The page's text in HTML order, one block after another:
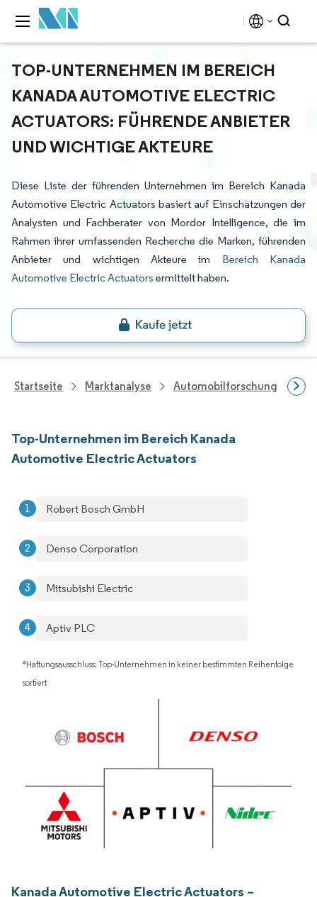
TOP-UNTERNEHMEN IM BEREICH
KANADA AUTOMOTIVE ELECTRIC
ACTUATORS: FÜHRENDE ANBIETER
UND WICHTIGE AKTEURE
Diese Liste der führenden Unternehmen im Bereich Kanada
Automotive Electric Actuators basiert auf Einschätzungen der
Analysten und Fachberater von Mordor Intelligence, die im
Rahmen ihrer umfassenden Recherche die Marken, führenden
Anbieter und wichtigen Akteure im Bereich Kanada
Automotive Electric Actuators ermittelt haben.
Startseite Marktanalyse Automobilforschung
Top-Unternehmen im Bereich Kanada
Automotive Electric Actuators
Robert Bosch GmbH
Denso Corporation
Mitsubishi Electric
Aptiv PLC
*Haftungsausschluss: Top-Unternehmen in keiner bestimmten Reihenfolge
sortiert
Kanada Automotive Electric Actuators –